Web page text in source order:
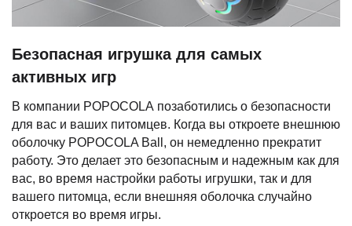
Безопасная игрушка для самых
активных игр
В компании POPOCOLA позаботились о безопасности
для вас и ваших питомцев. Когда вы откроете внешнюю
оболочку POPOCOLA Ball, он немедленно прекратит
работу. Это делает это безопасным и надежным как для
вас, во время настройки работы игрушки, так и для
вашего питомца, если внешняя оболочка случайно
откроется во время игры.